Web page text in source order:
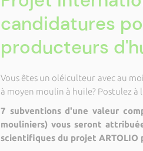
candidatures
producteurs
Vous êtes un oléiculteur avec au
à moyen moulin à huile? Postulez
7 subventions d'une valeur
mouliniers) vous seront
scientifiques du projet ARTOLIO